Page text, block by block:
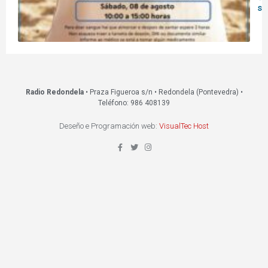
Radio Redondela• Praza Figueroa s/n • Redondela (Pontevedra) •
Teléfono: 986 408139
Deseño e Programación web: VisualTec Host